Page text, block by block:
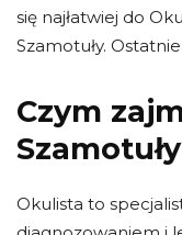
się najłatwiej do
Szamotuły.
Czym
Okulista to